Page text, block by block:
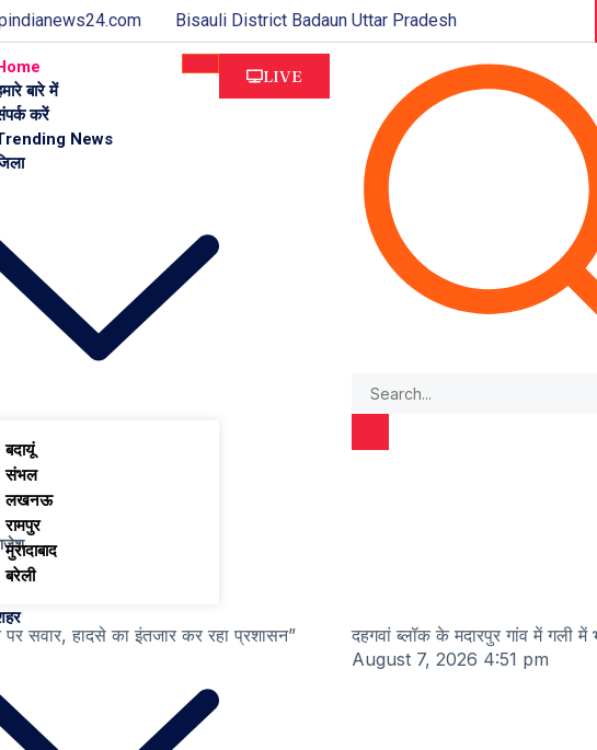
Bisauli District Badaun Uttar Pradesh
बारे में
करें
News
बदायूं
संभल
लखनऊ
रामपुर
मुरादाबाद
बरेली
LIVE
सवार, हादसे का इंतजार कर रहा प्रशासन”
दहगवां ब्लॉक के मदारपुर गांव में गली में
August 7, 2026 4:51 pm